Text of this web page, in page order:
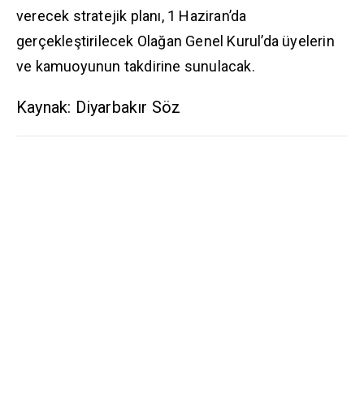
verecek stratejik planı, 1 Haziran’da
gerçekleştirilecek Olağan Genel Kurul’da üyelerin
ve kamuoyunun takdirine sunulacak.
Kaynak: Diyarbakır Söz